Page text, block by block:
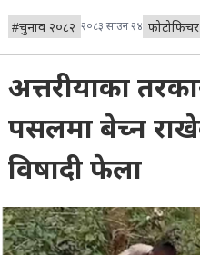
#चुनाव २०८२ २०८३ साउन २४ फोटोफिचर
अत्तरीयाका
पसलमा बेच्न
विषादी फेला